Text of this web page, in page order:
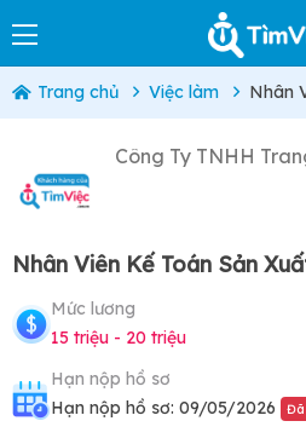
Trang chủ Việc làm Nhân
Công Ty TNHH
Nhân Viên Kế Toán Sản
Mức lương
15 triệu - 20 triệu
Hạn nộp hồ sơ
Hạn nộp hồ sơ: 09/05/2026
Đã